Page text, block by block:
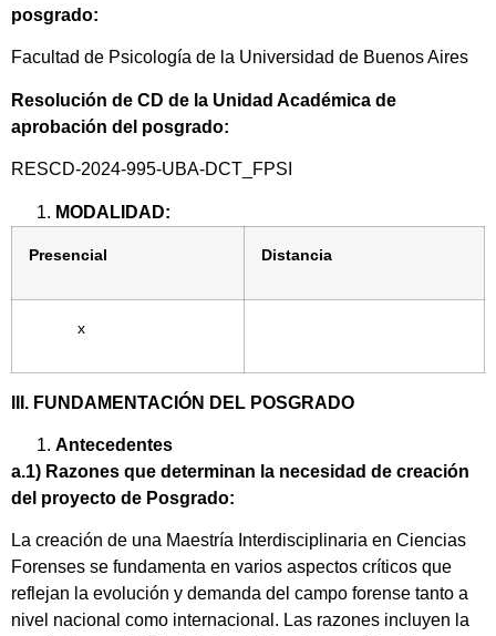
posgrado:
Facultad de Psicología de la Universidad de Buenos Aires
Resolución de CD de la Unidad Académica de
aprobación del posgrado:
RESCD-2024-995-UBA-DCT_FPSI
MODALIDAD:
Presencial Distancia
x
III. FUNDAMENTACIÓN DEL POSGRADO
Antecedentes
a.1) Razones que determinan la necesidad de creación
del proyecto de Posgrado:
La creación de una Maestría Interdisciplinaria en Ciencias
Forenses se fundamenta en varios aspectos críticos que
reflejan la evolución y demanda del campo forense tanto a
nivel nacional como internacional. Las razones incluyen la